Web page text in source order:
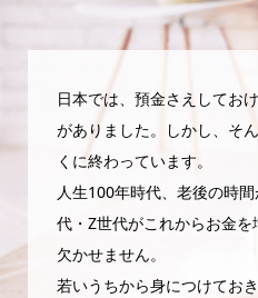
日本では、預金さえしてお
がありました。しかし、そ
くに終わっています。
人生100年時代、老後の時
代・Z世代がこれからお金
欠かせません。
若いうちから身につけてお